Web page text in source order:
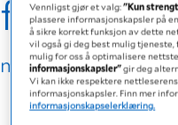
med Frebini
Vennligst gjør et valg:"Kun
plassere informasjonskapsler på
å sikre korrekt funksjon av dette
vil også gi deg best mulig
mulig for oss å optimalisere
informasjonskapsler"gir deg
Vi kan ikke respektere
informasjonskapsler. Finn mer
informasjonskapselerklæring.